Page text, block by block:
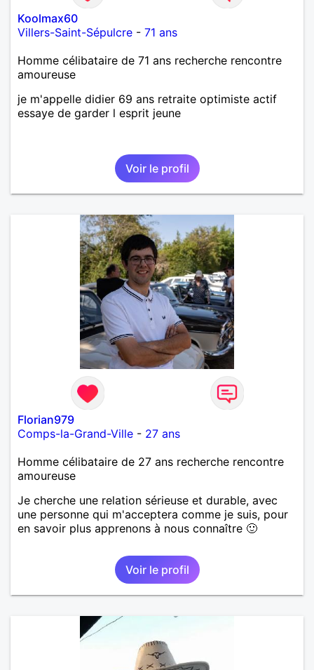
Koolmax60
Villers-Saint-Sépulcre - 71 ans
Homme célibataire de 71 ans recherche rencontre
amoureuse
je m'appelle didier 69 ans retraite optimiste actif
essaye de garder l esprit jeune
Voir le profil
Florian979
Comps-la-Grand-Ville - 27 ans
Homme célibataire de 27 ans recherche rencontre
amoureuse
Je cherche une relation sérieuse et durable, avec
une personne qui m'acceptera comme je suis, pour
en savoir plus apprenons à nous connaître 🙂
Voir le profil